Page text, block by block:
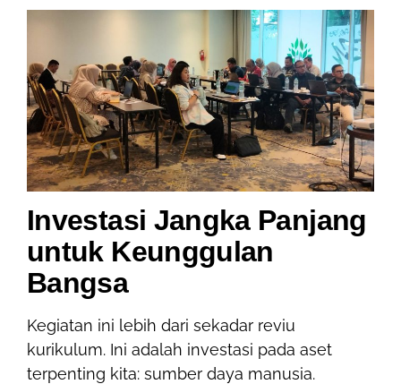
Investasi Jangka Panjang
untuk Keunggulan
Bangsa
Kegiatan ini lebih dari sekadar reviu
kurikulum. Ini adalah investasi pada aset
terpenting kita: sumber daya manusia.